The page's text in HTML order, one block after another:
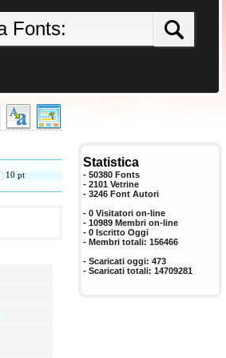
10 pt
Statistica
- 50380 Fonts
- 2101 Vetrine
- 3246 Font Autori
- 0 Visitatori on-line
- 10989 Membri on-line
- 0 Iscritto Oggi
- Membri totali: 156466
- Scaricati oggi: 473
- Scaricati totali: 14709281